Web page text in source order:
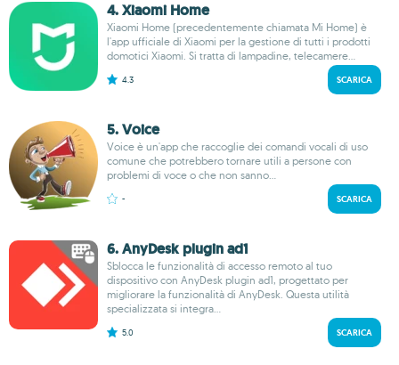
4. Xiaomi Home
Xiaomi Home (precedentemente chiamata Mi Home) è
l'app ufficiale di Xiaomi per la gestione di tutti i prodotti
domotici Xiaomi. Si tratta di lampadine, telecamere...
4.3 SCARICA
5. Voice
Voice è un'app che raccoglie dei comandi vocali di uso
comune che potrebbero tornare utili a persone con
problemi di voce o che non sanno...
- SCARICA
6. AnyDesk plugin ad1
Sblocca le funzionalità di accesso remoto al tuo
dispositivo con AnyDesk plugin ad1, progettato per
migliorare la funzionalità di AnyDesk. Questa utilità
specializzata si integra...
5.0 SCARICA